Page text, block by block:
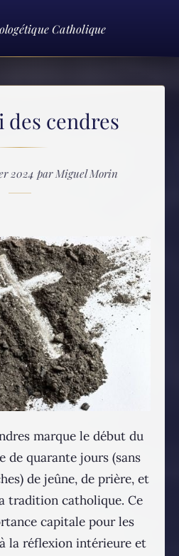
Catholique
des cendres
2024 par Miguel Morin
marque le début du
de quarante jours (sans
de jeûne, de prière, et
tradition catholique. Ce
capitale pour les
la réflexion intérieure et